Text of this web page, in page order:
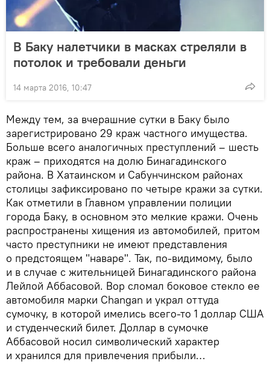
В Баку налетчики в масках стреляли в
потолок и требовали деньги
14 марта 2016, 10:47
Между тем, за вчерашние сутки в Баку было
зарегистрировано 29 краж частного имущества.
Больше всего аналогичных преступлений – шесть
краж – приходятся на долю Бинагадинского
района. В Хатаинском и Сабунчинском районах
столицы зафиксировано по четыре кражи за сутки.
Как отметили в Главном управлении полиции
города Баку, в основном это мелкие кражи. Очень
распространены хищения из автомобилей, притом
часто преступники не имеют представления
о предстоящем "наваре". Так, по-видимому, было
и в случае с жительницей Бинагадинского района
Лейлой Аббасовой. Вор сломал боковое стекло ее
автомобиля марки Changan и украл оттуда
сумочку, в которой имелись всего-то 1 доллар США
и студенческий билет. Доллар в сумочке
Аббасовой носил символический характер
и хранился для привлечения прибыли…